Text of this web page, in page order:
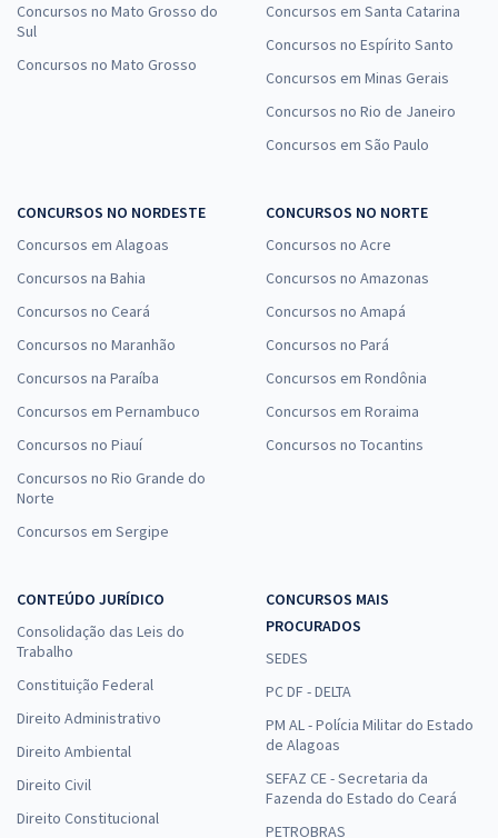
Concursos no Mato Grosso do
Sul
Concursos no Mato Grosso
Concursos em Santa Catarina
Concursos no Espírito Santo
Concursos em Minas Gerais
Concursos no Rio de Janeiro
Concursos em São Paulo
CONCURSOS NO NORDESTE
Concursos em Alagoas
Concursos na Bahia
Concursos no Ceará
Concursos no Maranhão
Concursos na Paraíba
Concursos em Pernambuco
Concursos no Piauí
Concursos no Rio Grande do
Norte
Concursos em Sergipe
CONCURSOS NO NORTE
Concursos no Acre
Concursos no Amazonas
Concursos no Amapá
Concursos no Pará
Concursos em Rondônia
Concursos em Roraima
Concursos no Tocantins
CONTEÚDO JURÍDICO
Consolidação das Leis do
Trabalho
Constituição Federal
Direito Administrativo
Direito Ambiental
Direito Civil
Direito Constitucional
CONCURSOS MAIS
PROCURADOS
SEDES
PC DF - DELTA
PM AL - Polícia Militar do Estado
de Alagoas
SEFAZ CE - Secretaria da
Fazenda do Estado do Ceará
PETROBRAS